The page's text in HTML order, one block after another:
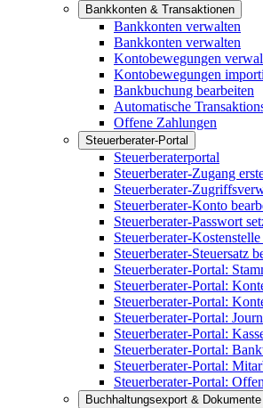
Bankkonten & Transaktionen
Bankkonten verwalten
Bankkonten verwalten
Kontobewegungen
Kontobewegungen
Bankbuchung bearbeiten
Automatische
Offene Zahlungen
Steuerberater-Portal
Steuerberaterportal
Steuerberater-Zugang
Steuerberater-
Steuerberater-Konto
Steuerberater-Passwort
Steuerberater-
Steuerberater-Steuersatz
Steuerberater-Portal:
Steuerberater-Portal:
Steuerberater-Portal:
Steuerberater-Portal:
Steuerberater-Portal:
Steuerberater-Portal:
Steuerberater-Portal:
Steuerberater-Portal:
Buchhaltungsexport & Dokumente